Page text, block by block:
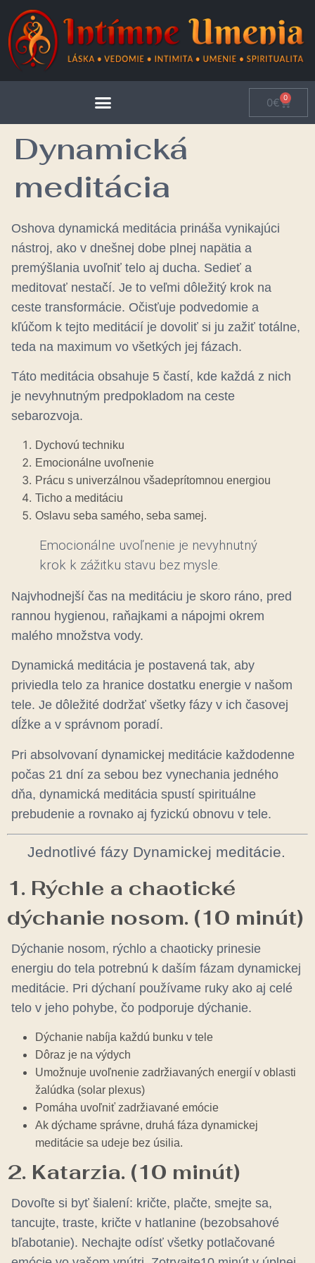
0€ 0
Dynamická
meditácia
Oshova dynamická meditácia prináša vynikajúci
nástroj, ako v dnešnej dobe plnej napätia a
premýšlania uvoľniť telo aj ducha. Sedieť a
meditovať nestačí. Je to veľmi dôležitý krok na
ceste transformácie. Očisťuje podvedomie a
kľúčom k tejto meditácií je dovoliť si ju zažiť totálne,
teda na maximum vo všetkých jej fázach.
Táto meditácia obsahuje 5 častí, kde každá z nich
je nevyhnutným predpokladom na ceste
sebarozvoja.
Dychovú techniku
Emocionálne uvoľnenie
Prácu s univerzálnou všadeprítomnou energiou
Ticho a meditáciu
Oslavu seba samého, seba samej.
Emocionálne uvoľnenie je nevyhnutný
krok k zážitku stavu bez mysle.
Najvhodnejší čas na meditáciu je skoro ráno, pred
rannou hygienou, raňajkami a nápojmi okrem
malého množstva vody.
Dynamická meditácia je postavená tak, aby
priviedla telo za hranice dostatku energie v našom
tele. Je dôležité dodržať všetky fázy v ich časovej
dĺžke a v správnom poradí.
Pri absolvovaní dynamickej meditácie každodenne
počas 21 dní za sebou bez vynechania jedného
dňa, dynamická meditácia spustí spirituálne
prebudenie a rovnako aj fyzickú obnovu v tele.
Jednotlivé fázy Dynamickej meditácie.
1. Rýchle a chaotické
dýchanie nosom. (10 minút)
Dýchanie nosom, rýchlo a chaoticky prinesie
energiu do tela potrebnú k daším fázam dynamickej
meditácie. Pri dýchaní používame ruky ako aj celé
telo v jeho pohybe, čo podporuje dýchanie.
Dýchanie nabíja každú bunku v tele
Dôraz je na výdych
Umožnuje uvoľnenie zadržiavaných energií v oblasti
žalúdka (solar plexus)
Pomáha uvoľniť zadržiavané emócie
Ak dýchame správne, druhá fáza dynamickej
meditácie sa udeje bez úsilia.
2. Katarzia. (10 minút)
Dovoľte si byť šialení: kričte, plačte, smejte sa,
tancujte, traste, kričte v hatlanine (bezobsahové
bľabotanie). Nechajte odísť všetky potlačované